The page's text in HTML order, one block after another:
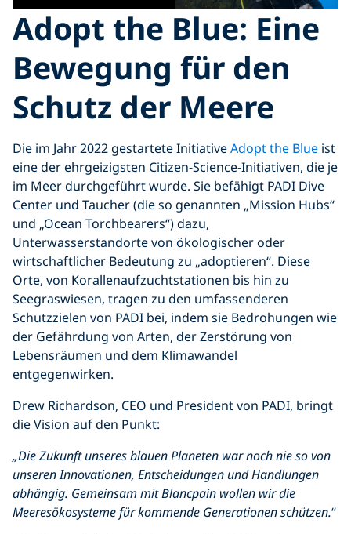
Adopt the Blue: Eine
Bewegung für den
Schutz der Meere
Die im Jahr 2022 gestartete InitiativeAdopt the Blue ist
eine der ehrgeizigsten Citizen-Science-Initiativen, die je
im Meer durchgeführt wurde. Sie befähigt PADI Dive
Center und Taucher (die so genannten „Mission Hubs“
und „Ocean Torchbearers“) dazu,
Unterwasserstandorte von ökologischer oder
wirtschaftlicher Bedeutung zu „adoptieren“. Diese
Orte, von Korallenaufzuchtstationen bis hin zu
Seegraswiesen, tragen zu den umfassenderen
Schutzzielen von PADI bei, indem sie Bedrohungen wie
der Gefährdung von Arten, der Zerstörung von
Lebensräumen und dem Klimawandel
entgegenwirken.
Drew Richardson, CEO und President von PADI, bringt
die Vision auf den Punkt:
„Die Zukunft unseres blauen Planeten war noch nie so von
unseren Innovationen, Entscheidungen und Handlungen
abhängig. Gemeinsam mit Blancpain wollen wir die
Meeresökosysteme für kommende Generationen schützen.“